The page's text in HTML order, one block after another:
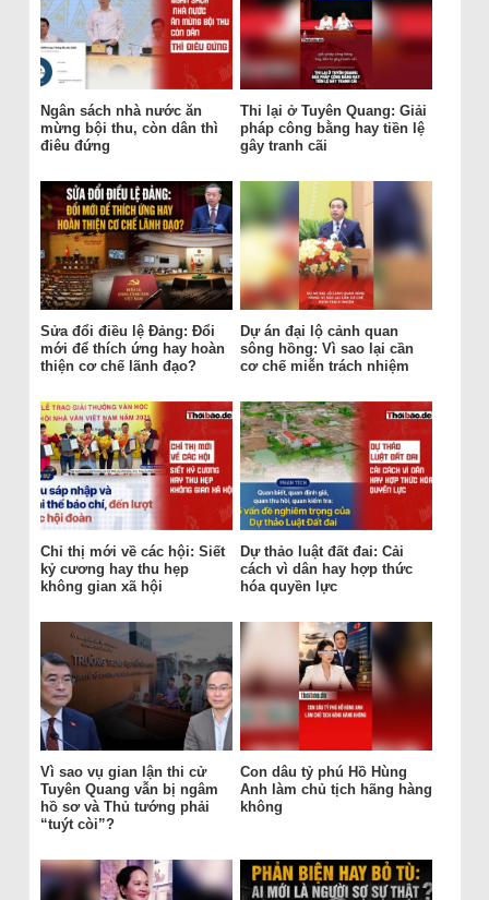
Ngân sách nhà nước ăn
mừng bội thu, còn dân thì
điêu đứng
Thi lại ở Tuyên Quang: Giải
pháp công bằng hay tiền lệ
gây tranh cãi
Sửa đổi điều lệ Đảng: Đổi
mới để thích ứng hay hoàn
thiện cơ chế lãnh đạo?
Dự án đại lộ cảnh quan
sông hồng: Vì sao lại cần
cơ chế miễn trách nhiệm
Chỉ thị mới về các hội: Siết
kỷ cương hay thu hẹp
không gian xã hội
Dự thảo luật đất đai: Cải
cách vì dân hay hợp thức
hóa quyền lực
Vì sao vụ gian lận thi cử
Tuyên Quang vẫn bị ngâm
hồ sơ và Thủ tướng phải
“tuýt còi”?
Con dâu tỷ phú Hồ Hùng
Anh làm chủ tịch hãng hàng
không